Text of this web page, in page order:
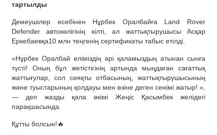
тартылды
Демеушілер есебінен Нұрбек Оралбайға Land Rover
Defender автокөлігінің кілті, ал жаттықтырушысы Асқар
Еркебаевқа10 млн теңгенің сертификаты табыс етілді.
«Нұрбек Оралбай еліміздің әрі қаламыздың атынан сынға
түсті! Оның бұл жетістігінің артында мыңдаған сағаттық
жаттығулар, сол сияқты отбасының, жаттықтырушысының
және туыстарының қолдауы мен өзіне деген сенімі жатыр! «,
— деп жазды қала әкімі Жеңіс Қасымбек желідегі
парақшасында.
Құтты болсын!🔥